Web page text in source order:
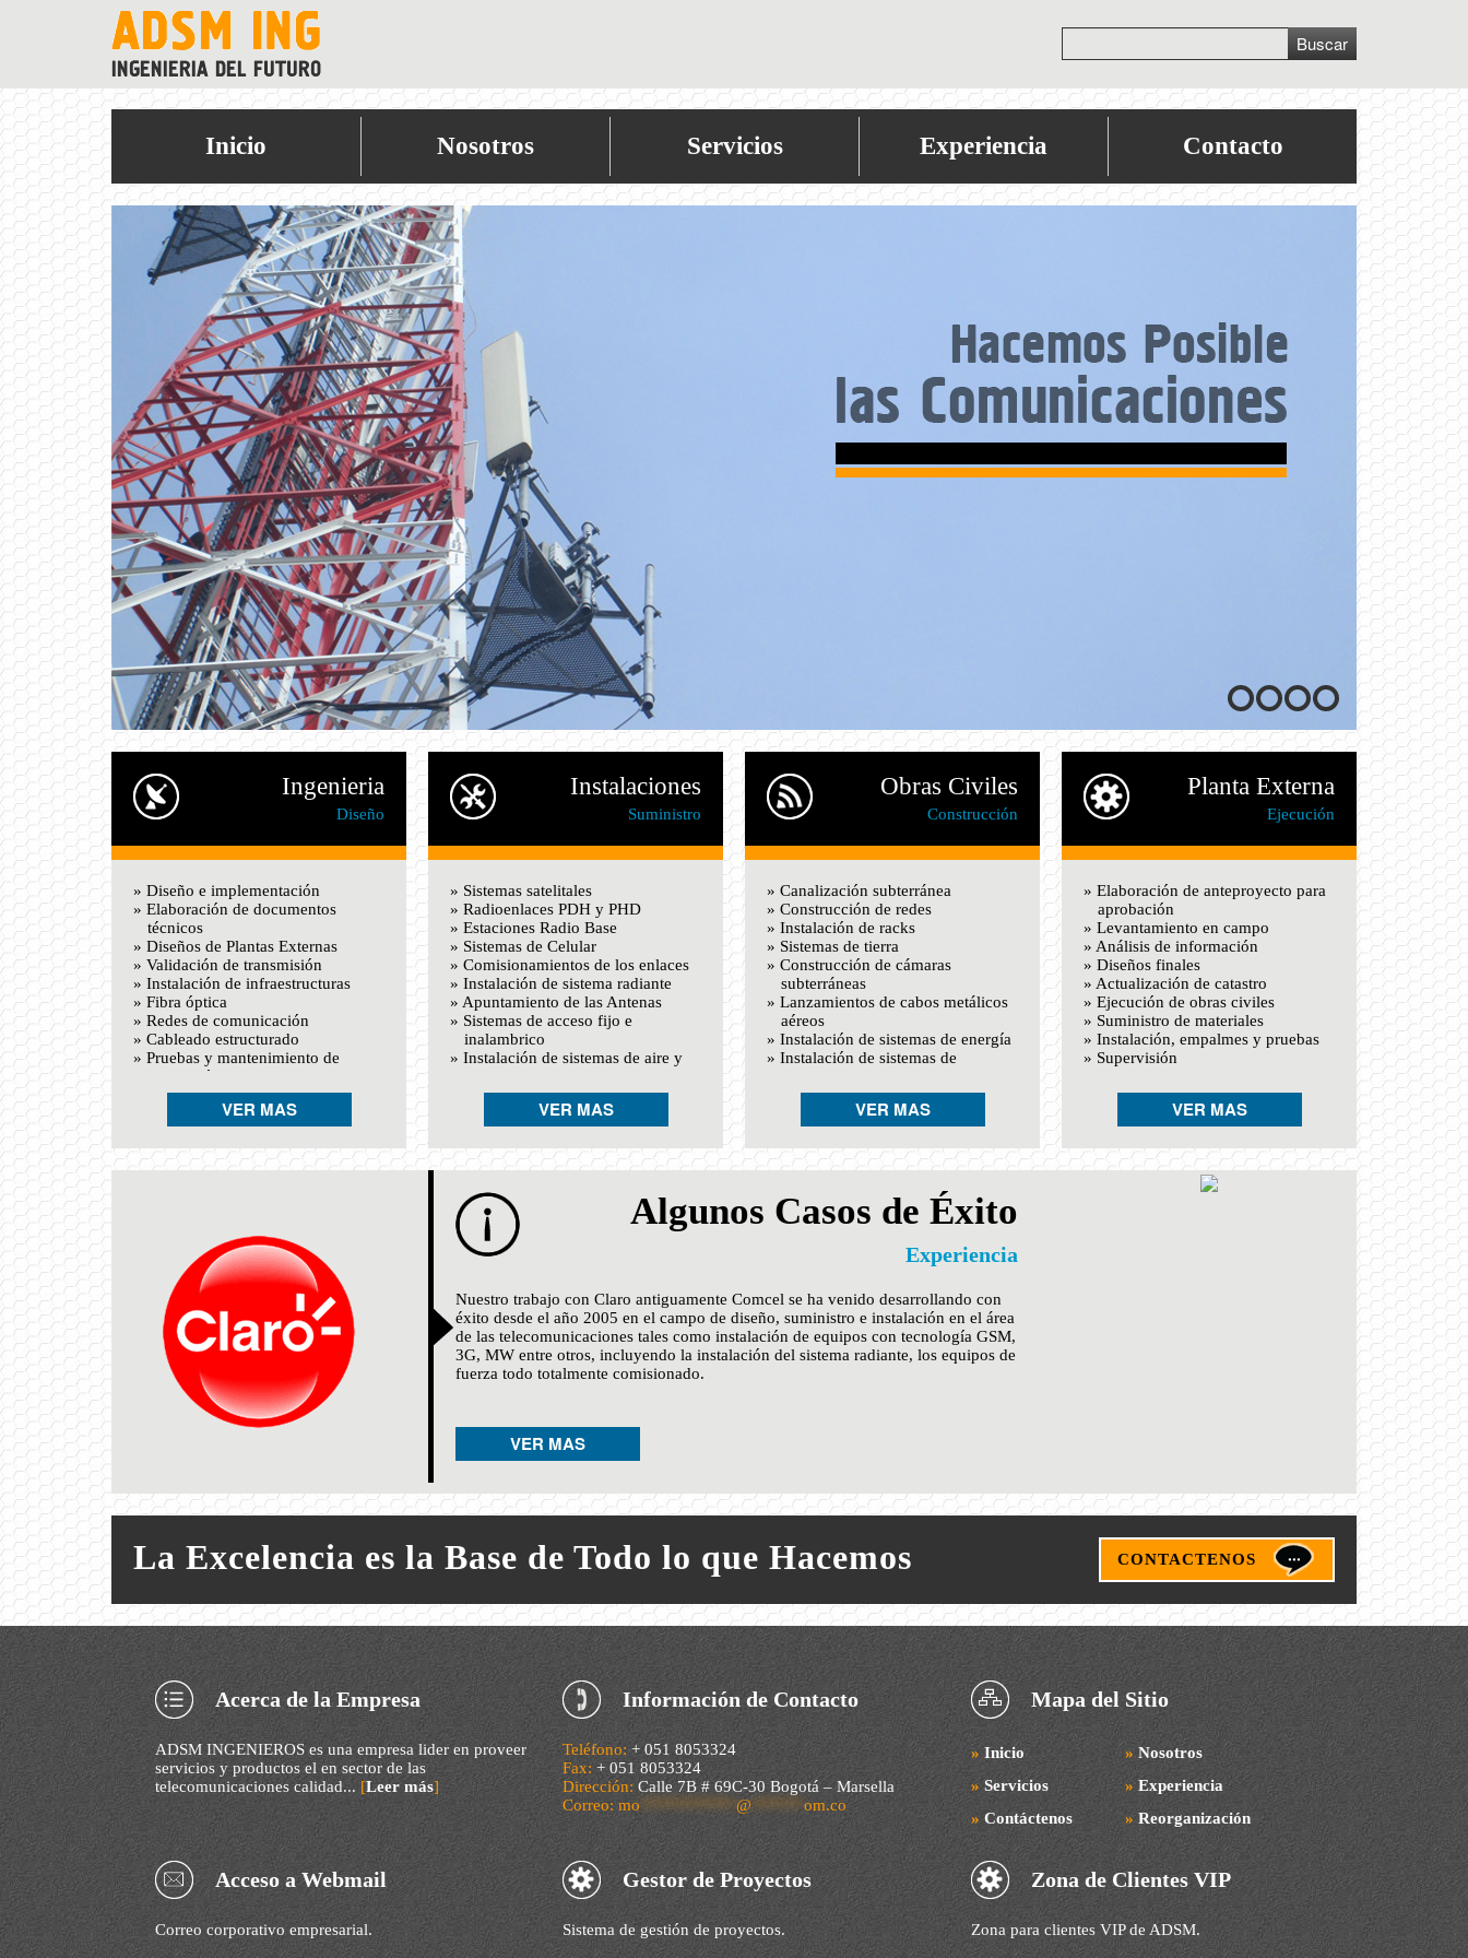
Buscar
Inicio Nosotros Servicios Experiencia Contacto
Ingenieria
Diseño
» Diseño e implementación
» Elaboración de documentos
técnicos
» Diseños de Plantas Externas
» Validación de transmisión
» Instalación de infraestructuras
» Fibra óptica
» Redes de comunicación
» Cableado estructurado
» Pruebas y mantenimiento de
instalación de equipos en las
diferentes tecnologías
» Desarrollo e implementación de
sistemas de información y
comunicación
VER MAS
Instalaciones
Suministro
» Sistemas satelitales
» Radioenlaces PDH y PHD
» Estaciones Radio Base
» Sistemas de Celular
» Comisionamientos de los enlaces
» Instalación de sistema radiante
» Apuntamiento de las Antenas
» Sistemas de acceso fijo e
inalambrico
» Instalación de sistemas de aire y
VER MAS
Obras Civiles
Construcción
» Canalización subterránea
» Construcción de redes
» Instalación de racks
» Sistemas de tierra
» Construcción de cámaras
subterráneas
» Lanzamientos de cabos metálicos
aéreos
» Instalación de sistemas de energía
» Instalación de sistemas de
» Terminaciones, empalmes
VER MAS
Planta Externa
Ejecución
» Elaboración de anteproyecto para
aprobación
» Levantamiento en campo
» Análisis de información
» Diseños finales
» Actualización de catastro
» Ejecución de obras civiles
» Suministro de materiales
» Instalación, empalmes y pruebas
» Supervisión
VER MAS
Algunos Casos de Éxito
Experiencia
Nuestro trabajo con Claro antiguamente Comcel se ha venido desarrollando con
éxito desde el año 2005 en el campo de diseño, suministro e instalación en el área
de las telecomunicaciones tales como instalación de equipos con tecnología GSM,
3G, MW entre otros, incluyendo la instalación del sistema radiante, los equipos de
fuerza todo totalmente comisionado.
VER MAS
La Excelencia es la Base de Todo lo que Hacemos CONTACTENOS
Acerca de la Empresa
ADSM INGENIEROS es una empresa lider en proveer
servicios y productos el en sector de las
telecomunicaciones calidad... [Leer más]
Información de Contacto
Teléfono: + 051 8053324
Fax: + 051 8053324
Dirección: Calle 7B # 69C-30 Bogotá – Marsella
Correo: mo ***********@******om.co
Mapa del Sitio
» Inicio »Nosotros
» Servicios » Experiencia
» Contáctenos »Reorganización
Acceso a Webmail
Correo corporativo empresarial.
Gestor de Proyectos
Sistema de gestión de proyectos.
Zona de Clientes VIP
Zona para clientes VIP de ADSM.